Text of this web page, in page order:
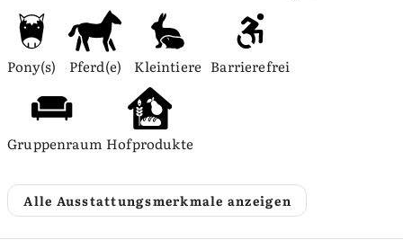
Pony(s) Pferd(e) Kleintiere Barrierefrei
Gruppenraum Hofprodukte
Alle Ausstattungsmerkmale anzeigen